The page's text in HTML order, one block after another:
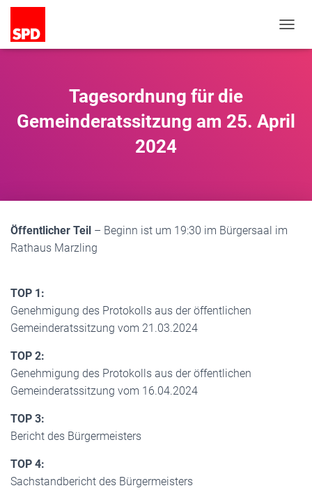
A
T
I
A
Tagesordnung für die
Gemeinderatssitzung am 25. April
2024
Öffentlicher Teil – Beginn ist um 19:30 im Bürgersaal im
Rathaus Marzling
TOP 1:
Genehmigung des Protokolls aus der öffentlichen
Gemeinderatssitzung vom 21.03.2024
TOP 2:
Genehmigung des Protokolls aus der öffentlichen
Gemeinderatssitzung vom 16.04.2024
TOP 3:
Bericht des Bürgermeisters
TOP 4:
Sachstandbericht des Bürgermeisters